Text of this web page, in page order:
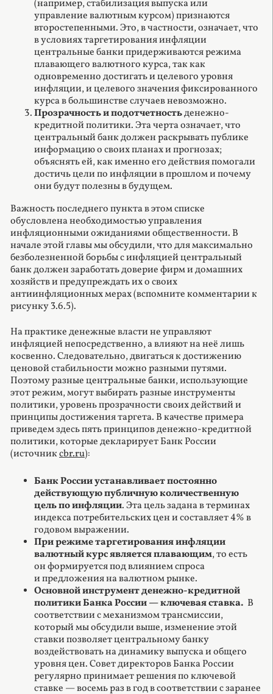
(например, стабилизация выпуска или
управление валютным курсом) признаются
второстепенными. Это, в частности, означает, что
в условиях таргетирования инфляции
центральные банки придерживаются режима
плавающего валютного курса, так как
одновременно достигать и целевого уровня
инфляции, и целевого значения фиксированного
курса в большинстве случаев невозможно.
Прозрачность и подотчетностьденежно-
кредитной политики. Эта черта означает, что
центральный банк должен раскрывать публике
информацию о своих планах и прогнозах;
объяснять ей, как именно его действия помогали
достичь цели по инфляции в прошлом и почему
они будут полезны в будущем.
Важность последнего пункта в этом списке
обусловлена необходимостью управления
инфляционными ожиданиями общественности. В
начале этой главы мы обсудили, что для максимально
безболезненной борьбы с инфляцией центральный
банк должен заработать доверие фирм и домашних
хозяйств и предупреждать их о своих
антиинфляционных мерах (вспомните комментарии к
рисунку 3.6.5).
На практике денежные власти не управляют
инфляцией непосредственно, а влияют на неё лишь
косвенно. Следовательно, двигаться к достижению
ценовой стабильности можно разными путями.
Поэтому разные центральные банки, использующие
этот режим, могут выбирать разные инструменты
политики, уровень прозрачности своих действий и
принципы достижения таргета. В качестве примера
приведем здесь пять принципов денежно-кредитной
политики, которые декларирует Банк России
(источникcbr.ru):
Банк России устанавливает постоянно
действующую публичную количественную
цель по инфляции. Эта цель задана в терминах
индекса потребительских цен и составляет 4% в
годовом выражении.
При режиме таргетирования инфляции
валютный курс является плавающим, то есть
он формируется под влиянием спроса
и предложения на валютном рынке.
Основной инструмент денежно-кредитной
политики Банка России —ключевая ставка. В
соответствии с механизмом трансмиссии,
который мы обсудили выше, изменение этой
ставки позволяет центральному банку
воздействовать на динамику выпуска и общего
уровня цен. Совет директоров Банка России
регулярно принимает решения по ключевой
ставке — восемь раз в год в соответствии с заранее